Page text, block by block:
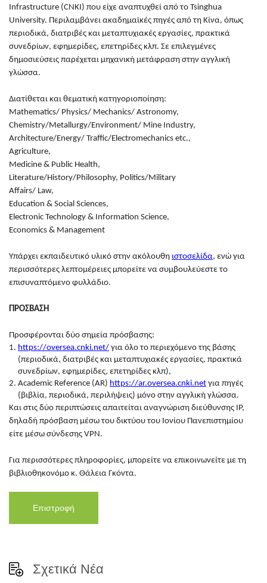
Infrastructure (CNKI) που είχε αναπτυχθεί από το Tsinghua
University. Περιλαμβάνει ακαδημαϊκές πηγές από τη Κίνα, όπως
περιοδικά, διατριβές και μεταπτυχιακές εργασίες, πρακτικά
συνεδρίων, εφημερίδες, επετηρίδες κλπ. Σε επιλεγμένες
δημοσιεύσεις παρέχεται μηχανική μετάφραση στην αγγλική
γλώσσα.
Διατίθεται και θεματική κατηγοριοποίηση:
Mathematics/ Physics/ Mechanics/ Astronomy,
Chemistry/Metallurgy/Environment/ Mine Industry,
Architecture/Energy/ Traffic/Electromechanics etc.,
Agriculture,
Medicine & Public Health,
Literature/History/Philosophy, Politics/Military
Affairs/ Law,
Education & Social Sciences,
Electronic Technology & Information Science,
Economics & Management
Υπάρχει εκπαιδευτικό υλικό στην ακόλουθη ιστοσελίδα, ενώ για
περισσότερες λεπτομέρειες μπορείτε να συμβουλεύεστε το
επισυναπτόμενο φυλλάδιο.
ΠΡΟΣΒΑΣΗ
Προσφέρονται δύο σημεία πρόσβασης:
https://oversea.cnki.net/ για όλο το περιεχόμενο της βάσης
(περιοδικά, διατριβές και μεταπτυχιακές εργασίες, πρακτικά
συνεδρίων, εφημερίδες, επετηρίδες κλπ),
Academic Reference (AR) https://ar.oversea.cnki.net για πηγές
(βιβλία, περιοδικά, περιλήψεις) μόνο στην αγγλική γλώσσα.
Και στις δύο περιπτώσεις απαιτείται αναγνώριση διεύθυνσης IP,
δηλαδή πρόσβαση μέσω του δικτύου του Ιονίου Πανεπιστημίου
είτε μέσω σύνδεσης VPN.
Για περισσότερες πληροφορίες, μπορείτε να επικοινωνείτε με τη
βιβλιοθηκονόμο κ. Θάλεια Γκόντα.
Επιστροφή
Σχετικά Νέα